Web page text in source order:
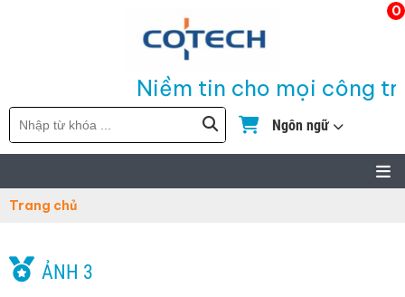
Niềm tin cho mọi công
0
Ngôn ngữ
Trang chủ
ẢNH 3